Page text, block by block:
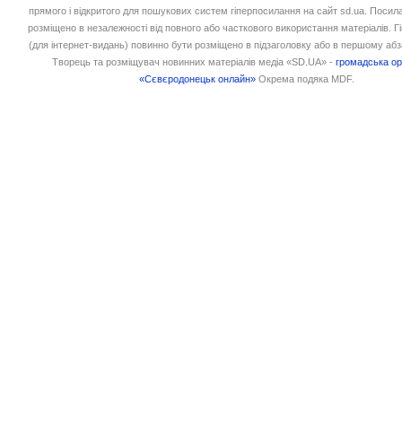
прямого і відкритого для пошукових систем гіперпосилання на сайт sd.ua.
розміщено в незалежності від повного або часткового використання матеріалів.
(для інтернет-видань) повинно бути розміщено в підзаголовку або в першому
Творець та розміщувач новинних матеріалів медіа «SD.UA» -громадська
«Сєвєродонецьк онлайн» Окрема подяка MDF.